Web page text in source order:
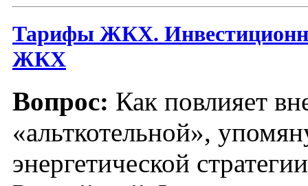
Тарифы ЖКХ.
ЖКХ
Вопрос: Как повлияет
«альткотельной»,
энергетической